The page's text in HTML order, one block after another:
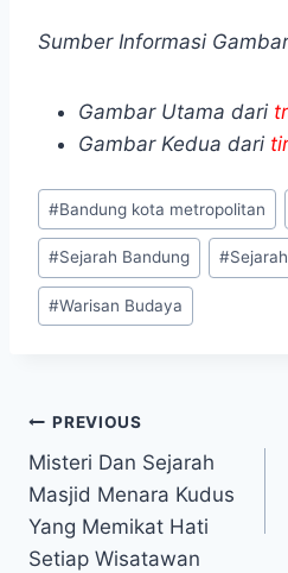
Sumber Informasi
Gambar Utama dari
Gambar Kedua dari
Post
Tags:
#Bandung kota metropolitan
#Sejarah Bandung #
#Warisan Budaya
Navigasi
pos
PREVIOUS
Misteri Dan Sejarah
Masjid Menara Kudus
Yang Memikat Hati
Setiap Wisatawan